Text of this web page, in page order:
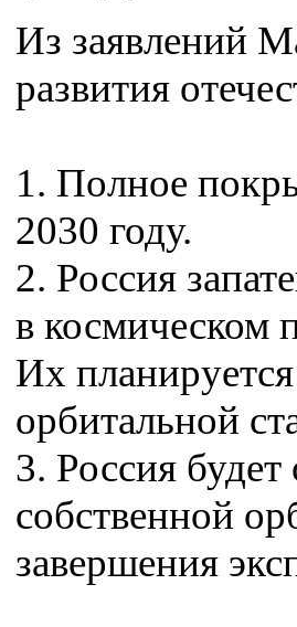
Из заявлений
развития
1. Полное
2030 году.
2. Россия
в космическом
Их
орбитальной
3. Россия будет
собственной
завершения